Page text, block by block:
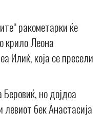
ракометарки ќе
крило Леона
Илиќ, која се пресели
но дојдоа
бек Анастасија